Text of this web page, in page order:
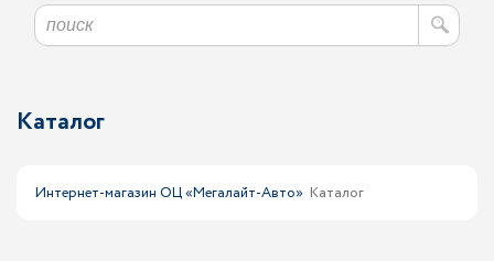
Каталог
Интернет-магазин ОЦ «Мегалайт-Авто» Каталог